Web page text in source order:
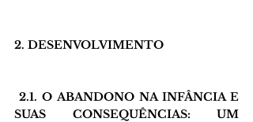
2. DESENVOLVIMENTO
2.1. O ABANDONO NA INFÂNCIA E
SUAS CONSEQUÊNCIAS: UM